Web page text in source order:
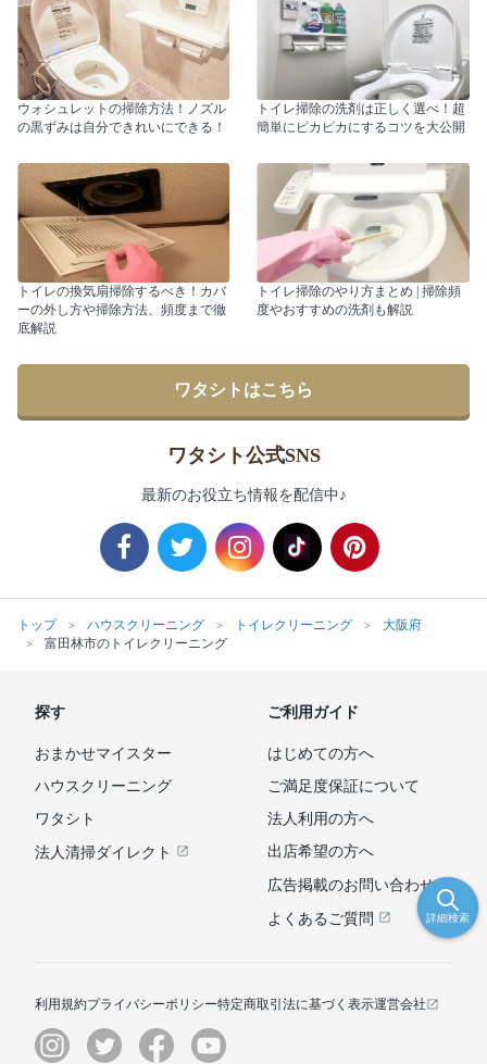
ウォシュレットの掃除方法！ノズル
の黒ずみは自分できれいにできる！
トイレ掃除の洗剤は正しく選べ！超
簡単にピカピカにするコツを大公開
トイレの換気扇掃除するべき！カバ
ーの外し方や掃除方法、頻度まで徹
底解説
トイレ掃除のやり方まとめ | 掃除頻
度やおすすめの洗剤も解説
ワタシトはこちら
ワタシト公式SNS
最新のお役立ち情報を配信中♪
トップ ハウスクリーニング トイレクリーニング
大阪府
富田林市のトイレクリーニング
詳細検索
探す
おまかせマイスター
ハウスクリーニング
ワタシト
法人清掃ダイレクト
ご利用ガイド
はじめての方へ
ご満足度保証について
法人利用の方へ
出店希望の方へ
広告掲載のお問い合わせ
よくあるご質問
利用規約プライバシーポリシー特定商取引法に基づく表示運営会社